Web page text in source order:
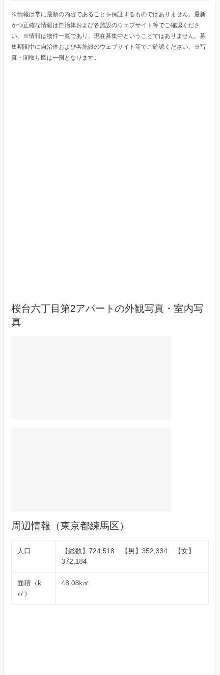
※情報は常に最新の内容であることを保証するものではありません。最新
かつ正確な情報は自治体および各施設のウェブサイト等でご確認くださ
い。※情報は物件一覧であり、現在募集中ということではありません。募
集期間中に自治体および各施設のウェブサイト等でご確認ください。※写
真・間取り図は一例となります。
桜台六丁目第2アパートの外観写真・室内写
真
周辺情報（東京都練馬区）
人口
【総数】724,518 【男】352,334 【女】
372,184
面積（k
㎡）
48.08k㎡